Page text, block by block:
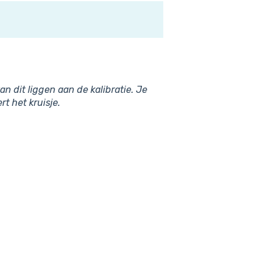
dit liggen aan de kalibratie. Je
het kruisje.